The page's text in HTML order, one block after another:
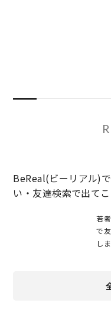
BeReal(ビーリアル)
い・友達検索で出て
若
で
し